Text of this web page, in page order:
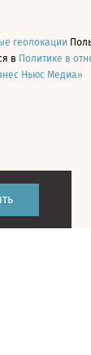
геолокации
в Политике в
Ньюс Медиа»